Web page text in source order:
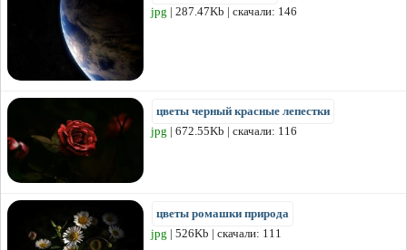
jpg | 287.47Kb | скачали: 146
цветы черный красные лепестки
jpg | 672.55Kb | скачали: 116
цветы ромашки природа
jpg | 526Kb | скачали: 111